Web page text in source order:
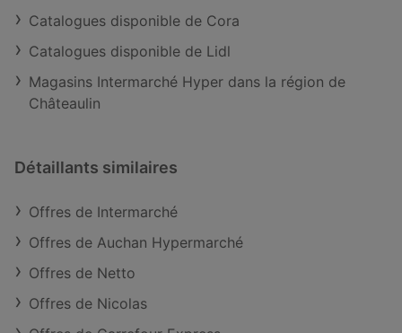
Catalogues disponible de Cora
Catalogues disponible de Lidl
Magasins Intermarché Hyper dans la région de
Châteaulin
Détaillants similaires
Offres de Intermarché
Offres de Auchan Hypermarché
Offres de Netto
Offres de Nicolas